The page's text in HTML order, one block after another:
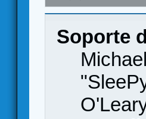
Soporte